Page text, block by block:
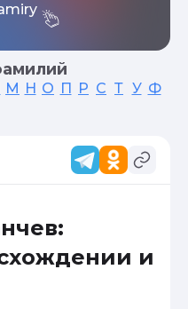
М Н О П Р С Т У Ф
и